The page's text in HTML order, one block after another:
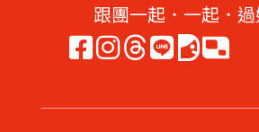
跟團一起．一起．